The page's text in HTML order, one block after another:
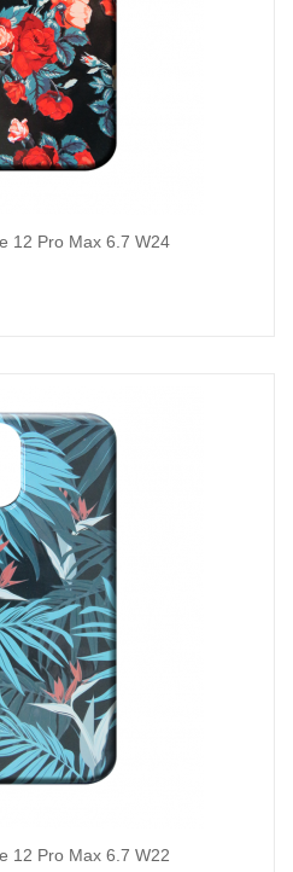
u korpu
12 Pro Max 6.7 W24
u korpu
12 Pro Max 6.7 W22